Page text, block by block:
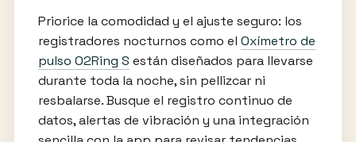
Priorice la comodidad y el ajuste seguro: los
registradores nocturnos como el Oxímetro de
pulso O2Ring S están diseñados para llevarse
durante toda la noche, sin pellizcar ni
resbalarse. Busque el registro continuo de
datos, alertas de vibración y una integración